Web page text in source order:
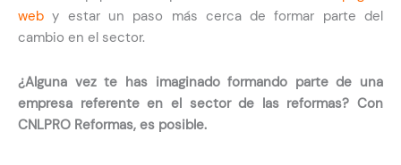
web y estar un paso más cerca de formar parte del
cambio en el sector.
¿Alguna vez te has imaginado formando parte de una
empresa referente en el sector de las reformas? Con
CNLPRO Reformas, es posible.